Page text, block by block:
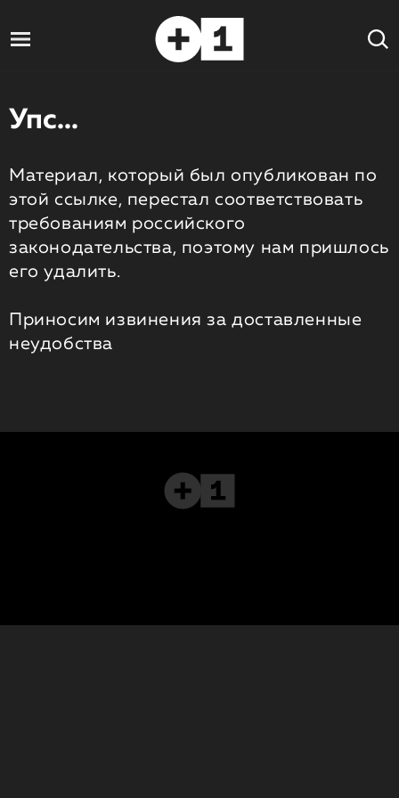
Упс...
Материал, который был опубликован по
этой ссылке, перестал соответствовать
требованиям российского
законодательства, поэтому нам пришлось
его удалить.
Приносим извинения за доставленные
неудобства